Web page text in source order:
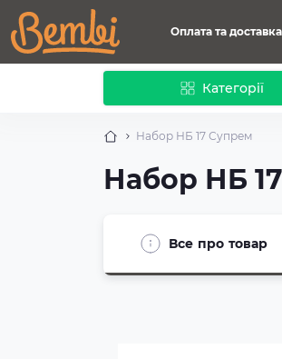
Оплата та доставка
Категорії
Набор НБ 17 Супрем
Набор НБ
Все про товар